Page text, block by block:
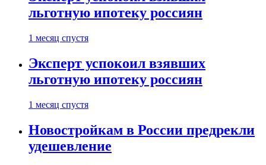
льготную ипотеку россиян
1 месяц спустя
Эксперт успокоил взявших
льготную ипотеку россиян
1 месяц спустя
Новостройкам в России предрекли
удешевление